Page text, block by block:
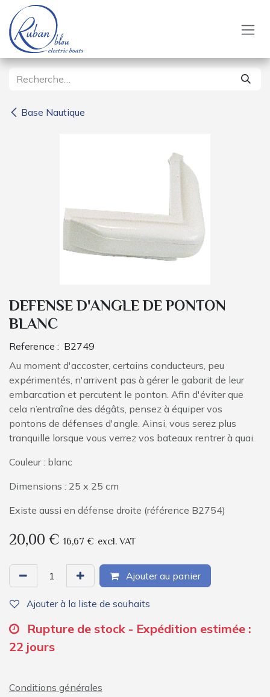
Se rendre au contenu
Base Nautique
DEFENSE D'ANGLE DE PONTON
BLANC
Reference : B2749
Au moment d'accoster, certains conducteurs, peu
expérimentés, n'arrivent pas à gérer le gabarit de leur
embarcation et percutent le ponton. Afin d'éviter que
cela n’entraîne des dégâts, pensez à équiper vos
pontons de défenses d'angle. Ainsi, vous serez plus
tranquille lorsque vous verrez vos bateaux rentrer à quai.
Couleur : blanc
Dimensions : 25 x 25 cm
Existe aussi en défense droite (référence B2754)
20,00€ 16,67 € excl. VAT
Ajouter au panier
Ajouter à la liste de souhaits
Rupture de stock - Expédition estimée :
22 jours
Conditions générales